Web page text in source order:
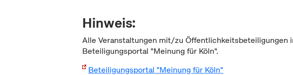
Hinweis:
Alle Veranstaltungen mit/zu Öffentlichkeitsbeteiligungen
Beteiligungsportal "Meinung für Köln".
Beteiligungsportal "Meinung für Köln"